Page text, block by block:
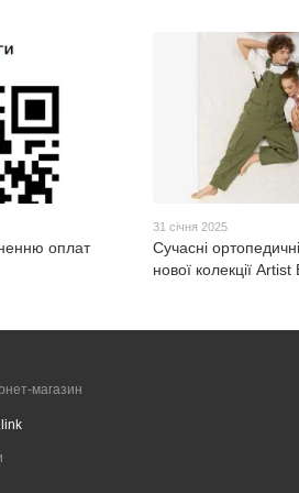
оплат
31 січня 2025
Сучасні
нової колекції
магазин